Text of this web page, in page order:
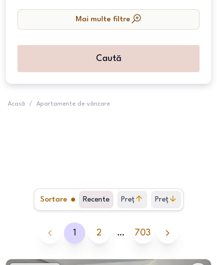
Mai multe filtre
Caută
Acasă / Apartamente de vânzare
Sortare Recente Preț
crescător
Preț
descrescător
1 2 … 703